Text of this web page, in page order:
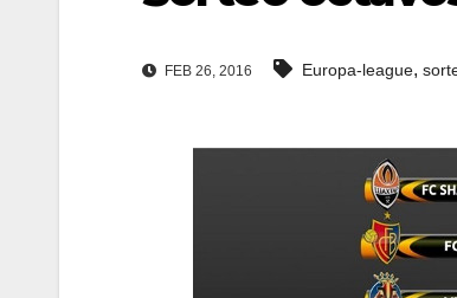
FEB 26, 2016 Europa-league,